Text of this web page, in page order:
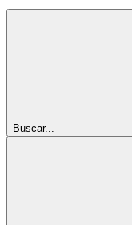
Buscar...